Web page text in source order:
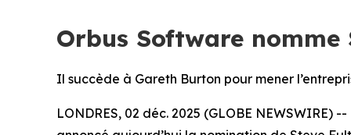
Orbus Software nomme
Il succède à Gareth Burton pour mener
LONDRES, 02 déc. 2025 (GLOBE